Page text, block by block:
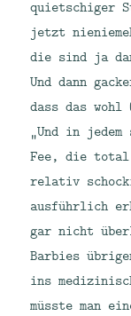
quietschiger
jetzt
die sind ja
Und dann
dass das wohl
„Und in
Fee, die total
relativ
ausführlich
gar nicht
Barbies
ins
müsste man